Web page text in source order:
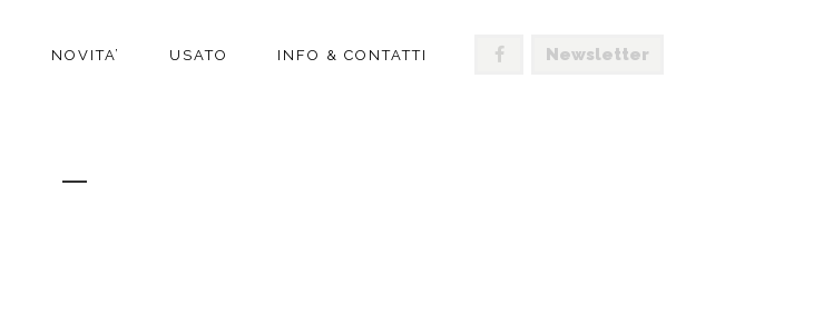
Newsletter
NOVITA’ USATO INFO & CONTATTI